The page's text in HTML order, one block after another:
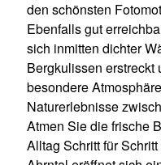
den schönsten
Ebenfalls gut
sich inmitten dichter
Bergkulissen
besondere
Naturerlebnisse
Atmen Sie die frische
Alltag Schritt für